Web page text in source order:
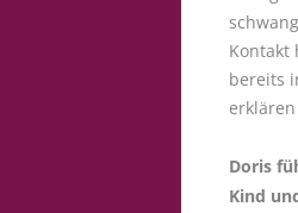
Kontakt
bereits
Doris
Kind